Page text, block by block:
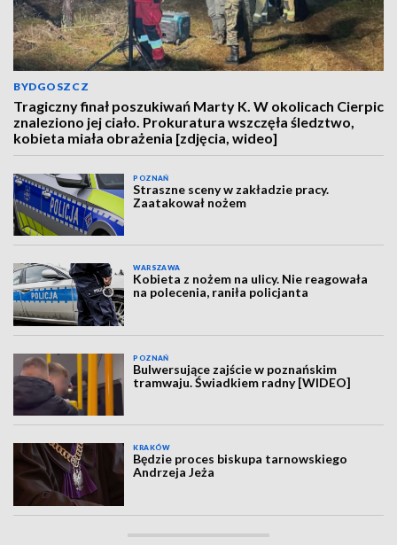
BYDGOSZCZ
Tragiczny finał poszukiwań Marty K. W okolicach Cierpic
znaleziono jej ciało. Prokuratura wszczęła śledztwo,
kobieta miała obrażenia [zdjęcia, wideo]
POZNAŃ
Straszne sceny w zakładzie pracy.
Zaatakował nożem
WARSZAWA
Kobieta z nożem na ulicy. Nie reagowała
na polecenia, raniła policjanta
POZNAŃ
Bulwersujące zajście w poznańskim
tramwaju. Świadkiem radny [WIDEO]
KRAKÓW
Będzie proces biskupa tarnowskiego
Andrzeja Jeża